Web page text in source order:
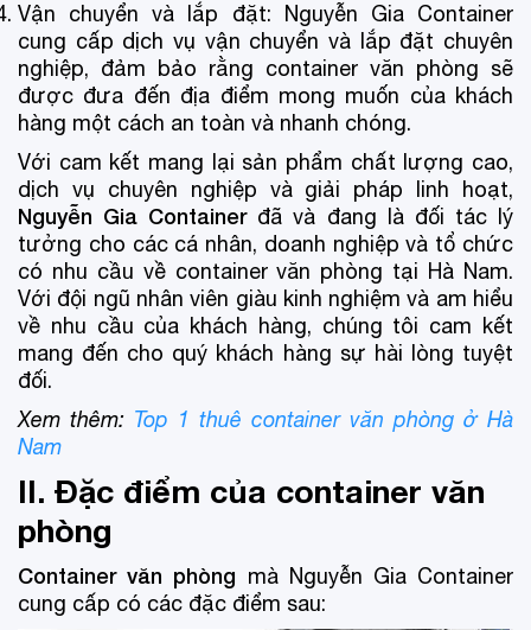
Vận chuyển và lắp đặt: Nguyễn Gia Container
cung cấp dịch vụ vận chuyển và lắp đặt chuyên
nghiệp, đảm bảo rằng container văn phòng sẽ
được đưa đến địa điểm mong muốn của khách
hàng một cách an toàn và nhanh chóng.
Với cam kết mang lại sản phẩm chất lượng cao,
dịch vụ chuyên nghiệp và giải pháp linh hoạt,
Nguyễn Gia Containerđã và đang là đối tác lý
tưởng cho các cá nhân, doanh nghiệp và tổ chức
có nhu cầu về container văn phòng tại Hà Nam.
Với đội ngũ nhân viên giàu kinh nghiệm và am hiểu
về nhu cầu của khách hàng, chúng tôi cam kết
mang đến cho quý khách hàng sự hài lòng tuyệt
đối.
Xem thêm: Top 1 thuê container văn phòng ở Hà
Nam
II. Đặc điểm của container văn
phòng
Container văn phòng mà Nguyễn Gia Container
cung cấp có các đặc điểm sau: